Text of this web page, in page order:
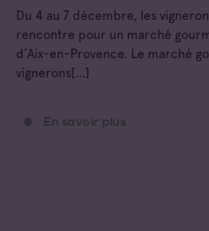
Du 4 au 7 décembre, les
rencontre pour un marché
d’Aix-en-Provence. Le marché
vignerons[…]
En savoir plus